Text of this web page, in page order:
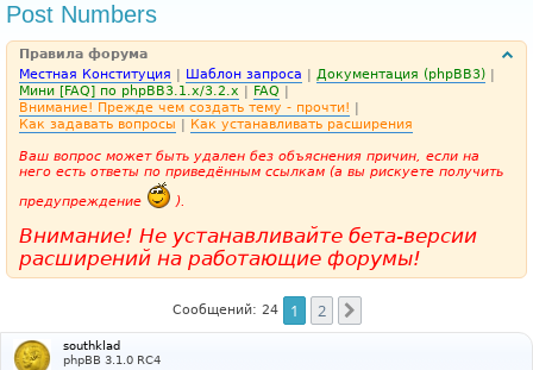
Post Numbers
Правила форума
Местная Конституция | Шаблон запроса | Документация (phpBB3) |
Мини [FAQ] по phpBB3.1.x/3.2.x | FAQ |
Внимание! Прежде чем создать тему - прочти! |
Как задавать вопросы | Как устанавливать расширения
Ваш вопрос может быть удален без объяснения причин, если на
него есть ответы по приведённым ссылкам (а вы рискуете получить
предупреждение
).
Внимание! Не устанавливайте бета-версии
расширений на работающие форумы!
Сообщений: 24 1 2
southklad
phpBB 3.1.0 RC4